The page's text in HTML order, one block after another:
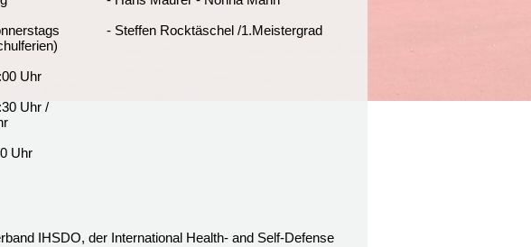
Uhr
Uhr /
Uhr
- Steffen Rocktäschel /1.Meistergrad
IHSDO, der International Health- and Self-Defense